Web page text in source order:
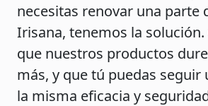
necesitas renovar una parte
Irisana, tenemos la
que nuestros productos
más, y que tú puedas seguir
la misma eficacia y